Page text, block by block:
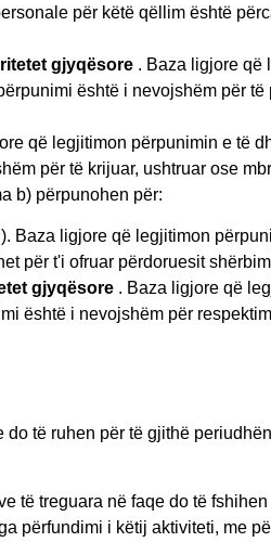
për këtë qëllim është
gjyqësore . Baza ligjore që
është i nevojshëm për
që legjitimon përpunimin e të
për të krijuar, ushtruar ose
b) përpunohen për:
Baza ligjore që legjitimon
për t'i ofruar përdoruesit
gjyqësore . Baza ligjore që
është i nevojshëm për
të ruhen për të gjithë
treguara në faqe do të
përfundimi i këtij aktiviteti, me